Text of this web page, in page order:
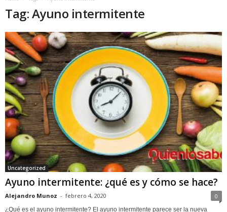
Tag: Ayuno intermitente
Uncategorized
Ayuno intermitente: ¿qué es y cómo se hace?
Alejandro Munoz - febrero 4, 2020 0
¿Qué es el ayuno intermitente? El ayuno intermitente parece ser la nueva